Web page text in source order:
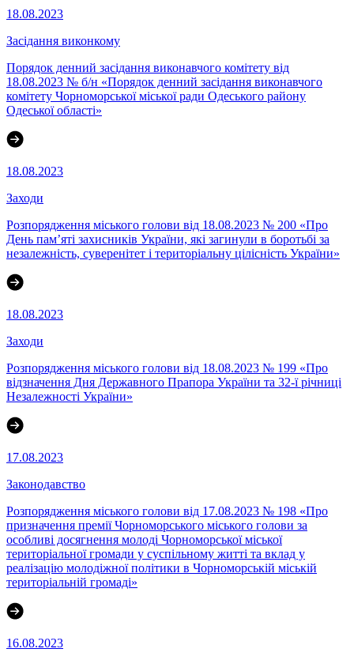
18.08.2023
Засідання виконкому
Порядок денний засідання виконавчого комітету від
18.08.2023 № б/н «Порядок денний засідання виконавчого
комітету Чорноморської міської ради Одеського району
Одеської області»
18.08.2023
Заходи
Розпорядження міського голови від 18.08.2023 № 200 «Про
День пам’яті захисників України, які загинули в боротьбі за
незалежність, суверенітет і територіальну цілісність України»
18.08.2023
Заходи
Розпорядження міського голови від 18.08.2023 № 199 «Про
відзначення Дня Державного Прапора України та 32-ї річниці
Незалежності України»
17.08.2023
Законодавство
Розпорядження міського голови від 17.08.2023 № 198 «Про
призначення премії Чорноморського міського голови за
особливі досягнення молоді Чорноморської міської
територіальної громади у суспільному житті та вклад у
реалізацію молодіжної політики в Чорноморській міській
територіальній громаді»
16.08.2023